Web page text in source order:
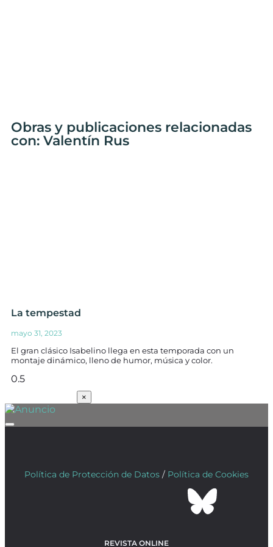
Obras y publicaciones relacionadas
con: Valentín Rus
La tempestad
mayo 31, 2023
El gran clásico Isabelino llega en esta temporada con un
montaje dinámico, lleno de humor, música y color.
×
Política de Protección de Datos / Política de Cookies
REVISTA ONLINE